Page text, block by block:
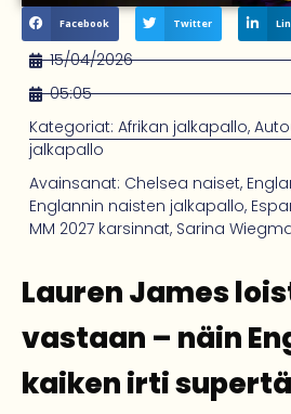
Facebook Twitter
15/04/2026
05:05
Kategoriat: Afrikan jalkapallo,
jalkapallo
Avainsanat: Chelsea naiset,
Englannin naisten jalkapallo,
MM 2027 karsinnat, Sarina
Lauren James
vastaan – näin
kaiken irti